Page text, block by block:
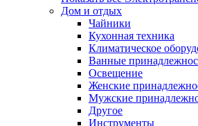
Дом и отдых
Чайники
Кухонная техника
Климатическое
Ванные
Освещение
Женские
Мужские
Другое
Инструменты